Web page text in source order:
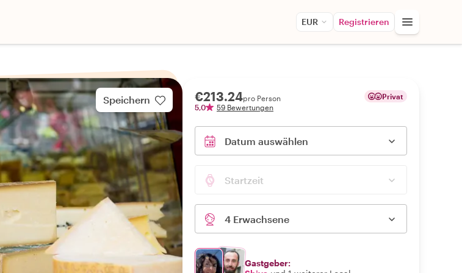
EUR Registrieren
Speichern €213.24pro Person
5,0
59 Bewertungen
Privat
Datum auswählen
Startzeit
4 Erwachsene
Gastgeber: